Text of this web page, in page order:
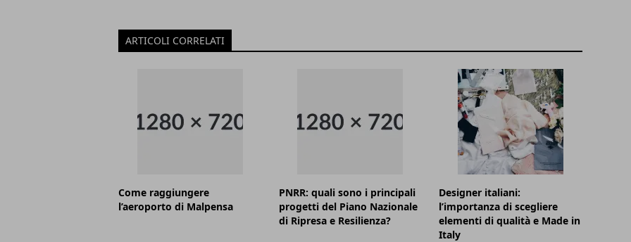
ARTICOLI CORRELATI
Come raggiungere
l’aeroporto di Malpensa
PNRR: quali sono i principali
progetti del Piano Nazionale
di Ripresa e Resilienza?
Designer italiani:
l’importanza di scegliere
elementi di qualità e Made in
Italy